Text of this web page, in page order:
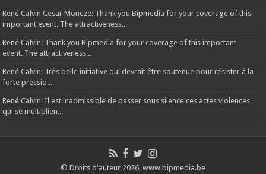
René Calvin Cesar Moneze: Thank you Bipmedia for your coverage of this
important event. The attractiveness...
René Calvin: Thank you Bipmedia for your coverage of this important
event. The attractiveness...
René Calvin: Très belle initiative qui devrait être soutenue pour résister à la
forte pressio...
René Calvin: Il est inadmissible de passer sous silence ces actes violences
qui se multiplien...
© Droits d'auteur 2026, www.bipmedia.be